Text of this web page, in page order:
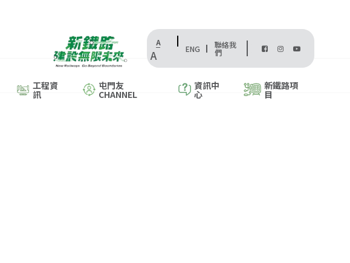
工程資
訊
屯門友
CHANNEL
資訊中
心
新鐵路項
目
A
A ENG 聯絡我
們